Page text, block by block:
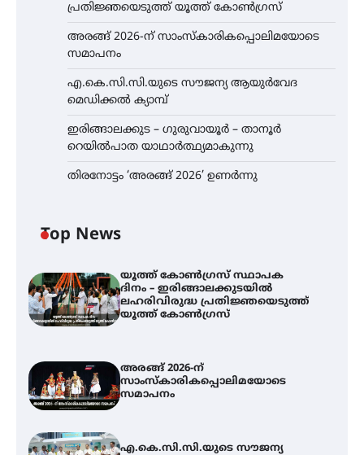
പ്രതിജ്ഞയെടുത്ത് യൂത്ത് കോൺഗ്രസ്
അരങ്ങ് 2026-ന് സാംസ്കാരികപ്പൊലിമയോടെ
സമാപനം
എ.കെ.സി.സി.യുടെ സൗജന്യ ആയുർവേദ
മെഡിക്കൽ ക്യാമ്പ്
ഇരിങ്ങാലക്കുട – ഗുരുവായൂർ – താനൂർ
റെയിൽപാത യാഥാർത്ഥ്യമാകുന്നു
തിരനോട്ടം ‘അരങ്ങ് 2026’ ഉണർന്നു
Top News
യൂത്ത് കോൺഗ്രസ്‌ സ്ഥാപക
ദിനം – ഇരിങ്ങാലക്കുടയിൽ
ലഹരിവിരുദ്ധ പ്രതിജ്ഞയെടുത്ത്
യൂത്ത് കോൺഗ്രസ്
അരങ്ങ് 2026-ന്
സാംസ്കാരികപ്പൊലിമയോടെ
സമാപനം
എ.കെ.സി.സി.യുടെ സൗജന്യ